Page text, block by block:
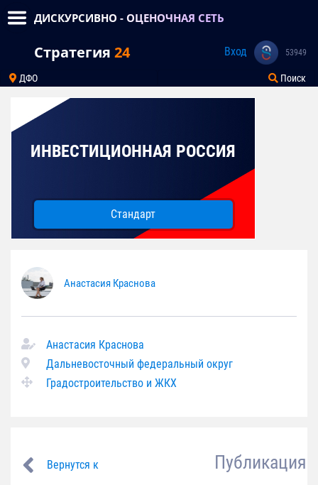
ДИСКУРСИВНО - ОЦЕНОЧНАЯ СЕТЬ
Стратегия 24 Вход 53949
ДФО Поиск
ИНВЕСТИЦИОННАЯ РОССИЯ
Стандарт
Анастасия Краснова
Анастасия Краснова
Дальневосточный федеральный округ
Градостроительство и ЖКХ
Вернутся к Публикация